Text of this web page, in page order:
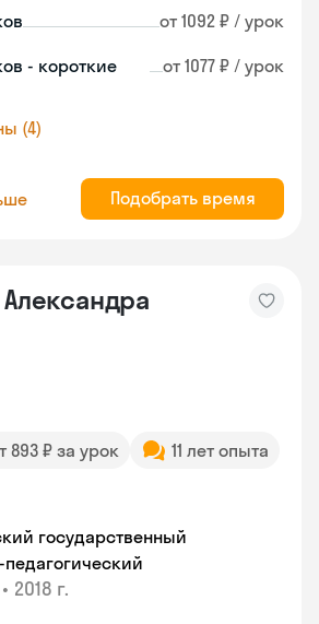
от 1092 ₽ / урок
- короткие
от 1077 ₽ / урок
(4)
Подобрать время
Александра
893 ₽ за урок
11 лет опыта
государственный
• 2018 г.